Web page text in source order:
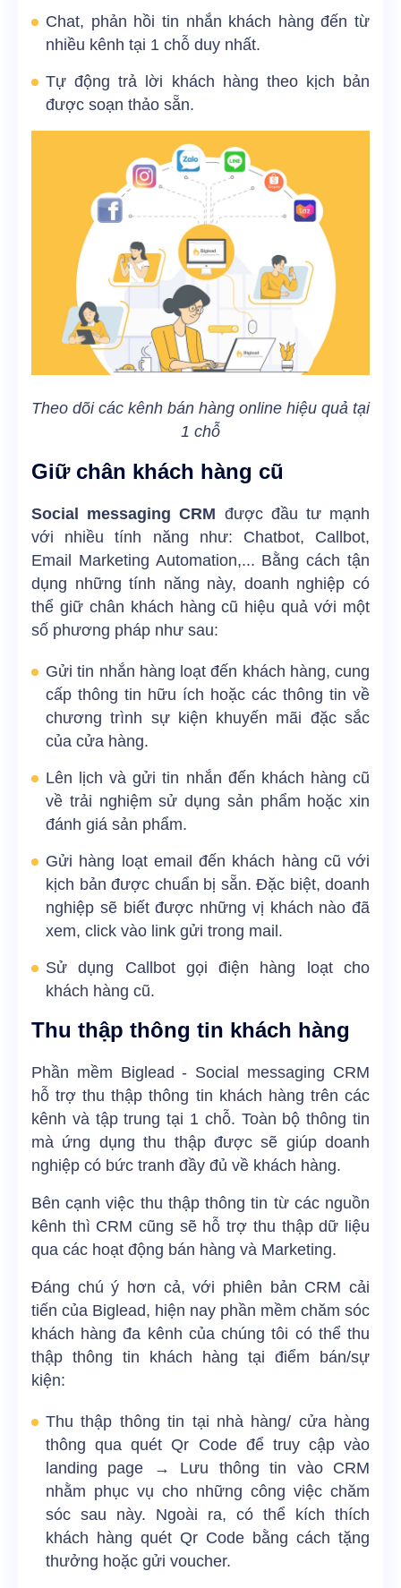
Chat, phản hồi tin nhắn khách hàng đến từ
nhiều kênh tại 1 chỗ duy nhất.
Tự động trả lời khách hàng theo kịch bản
được soạn thảo sẵn.
Theo dõi các kênh bán hàng online hiệu quả tại
1 chỗ
Giữ chân khách hàng cũ
Social messaging CRM được đầu tư mạnh
với nhiều tính năng như: Chatbot, Callbot,
Email Marketing Automation,... Bằng cách tận
dụng những tính năng này, doanh nghiệp có
thể giữ chân khách hàng cũ hiệu quả với một
số phương pháp như sau:
Gửi tin nhắn hàng loạt đến khách hàng, cung
cấp thông tin hữu ích hoặc các thông tin về
chương trình sự kiện khuyến mãi đặc sắc
của cửa hàng.
Lên lịch và gửi tin nhắn đến khách hàng cũ
về trải nghiệm sử dụng sản phẩm hoặc xin
đánh giá sản phẩm.
Gửi hàng loạt email đến khách hàng cũ với
kịch bản được chuẩn bị sẵn. Đặc biệt, doanh
nghiệp sẽ biết được những vị khách nào đã
xem, click vào link gửi trong mail.
Sử dụng Callbot gọi điện hàng loạt cho
khách hàng cũ.
Thu thập thông tin khách hàng
Phần mềm Biglead - Social messaging CRM
hỗ trợ thu thập thông tin khách hàng trên các
kênh và tập trung tại 1 chỗ. Toàn bộ thông tin
mà ứng dụng thu thập được sẽ giúp doanh
nghiệp có bức tranh đầy đủ về khách hàng.
Bên cạnh việc thu thập thông tin từ các nguồn
kênh thì CRM cũng sẽ hỗ trợ thu thập dữ liệu
qua các hoạt động bán hàng và Marketing.
Đáng chú ý hơn cả, với phiên bản CRM cải
tiến của Biglead, hiện nay phần mềm chăm sóc
khách hàng đa kênh của chúng tôi có thể thu
thập thông tin khách hàng tại điểm bán/sự
kiện:
Thu thập thông tin tại nhà hàng/ cửa hàng
thông qua quét Qr Code để truy cập vào
landing page → Lưu thông tin vào CRM
nhằm phục vụ cho những công việc chăm
sóc sau này. Ngoài ra, có thể kích thích
khách hàng quét Qr Code bằng cách tặng
thưởng hoặc gửi voucher.